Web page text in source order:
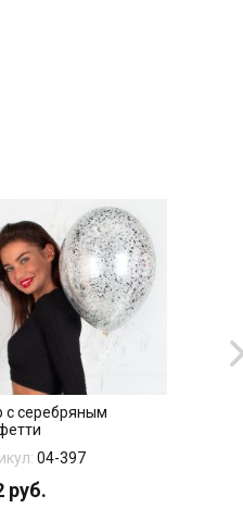
с серебряным
04-397
руб.